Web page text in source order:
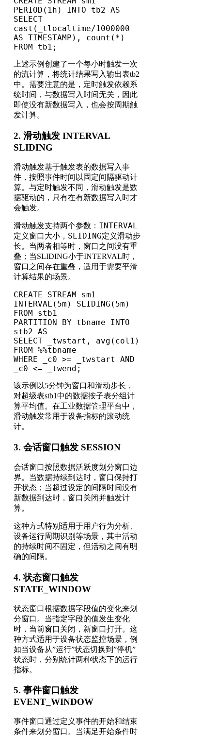
PERIOD(1h) INTO tb2 AS
SELECT
cast(_tlocaltime/1000000
AS TIMESTAMP), count(*)
FROM tb1;
上述示例创建了一个每小时触发一次
的流计算，将统计结果写入输出表tb2
中。需要注意的是，定时触发依赖系
统时间，与数据写入时间无关，因此
即使没有新数据写入，也会按周期触
发计算。
2. 滑动触发 INTERVAL
SLIDING
滑动触发基于触发表的数据写入事
件，按照事件时间以固定间隔驱动计
算。与定时触发不同，滑动触发是数
据驱动的，只有在有新数据写入时才
会触发。
滑动触发支持两个参数： INTERVAL
定义窗口大小， SLIDING定义滑动步
长。当两者相等时，窗口之间没有重
叠；当SLIDING小于INTERVAL时，
窗口之间存在重叠，适用于需要平滑
计算结果的场景。
CREATE STREAM sm1
INTERVAL(5m) SLIDING(5m)
FROM stb1
PARTITION BY tbname INTO
stb2 AS
SELECT _twstart, avg(col1)
FROM %%tbname
WHERE _c0 >= _twstart AND
_c0 <= _twend;
该示例以5分钟为窗口和滑动步长，
对超级表stb1中的数据按子表分组计
算平均值。在工业数据管理平台中，
滑动触发常用于设备指标的滚动统
计。
3. 会话窗口触发 SESSION
会话窗口按照数据活跃度划分窗口边
界。当数据持续到达时，窗口保持打
开状态；当超过设定的间隔时间没有
新数据到达时，窗口关闭并触发计
算。
这种方式特别适用于用户行为分析、
设备运行周期识别等场景，其中活动
的持续时间不固定，但活动之间有明
确的间隔。
4. 状态窗口触发
STATE_WINDOW
状态窗口根据数据字段值的变化来划
分窗口。当指定字段的值发生变化
时，当前窗口关闭，新窗口打开。这
种方式适用于设备状态监控场景，例
如当设备从”运行”状态切换到”停机”
状态时，分别统计两种状态下的运行
指标。
5. 事件窗口触发
EVENT_WINDOW
事件窗口通过定义事件的开始和结束
条件来划分窗口。当满足开始条件时